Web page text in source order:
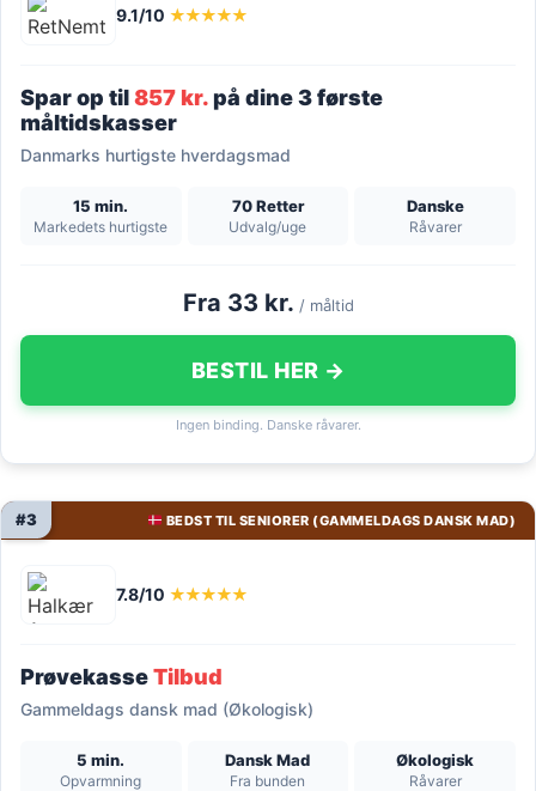
9.1/10 ★★★★★
Spar op til857 kr.på dine 3 første
måltidskasser
Danmarks hurtigste hverdagsmad
15 min.
Markedets hurtigste
70 Retter
Udvalg/uge
Danske
Råvarer
Fra 33 kr. / måltid
BESTIL HER →
Ingen binding. Danske råvarer.
BEDST TIL SENIORER (GAMMELDAGS DANSK MAD)
#3
7.8/10 ★★★★★
PrøvekasseTilbud
Gammeldags dansk mad (Økologisk)
5 min.
Opvarmning
Dansk Mad
Fra bunden
Økologisk
Råvarer